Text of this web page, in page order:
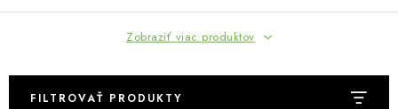
Zobraziť viac produktov
FILTROVAŤ PRODUKTY